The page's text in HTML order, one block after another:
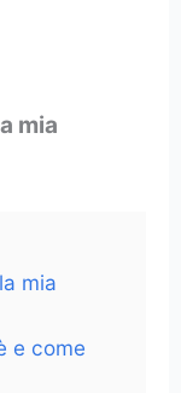
mia
mia
e come